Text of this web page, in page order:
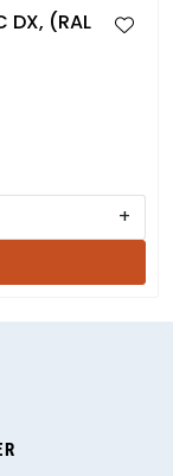
DX, (RAL
+